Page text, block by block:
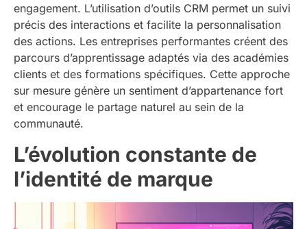
engagement. L’utilisation d’outils CRM permet un suivi
précis des interactions et facilite la personnalisation
des actions. Les entreprises performantes créent des
parcours d’apprentissage adaptés via des académies
clients et des formations spécifiques. Cette approche
sur mesure génère un sentiment d’appartenance fort
et encourage le partage naturel au sein de la
communauté.
L’évolution constante de
l’identité de marque